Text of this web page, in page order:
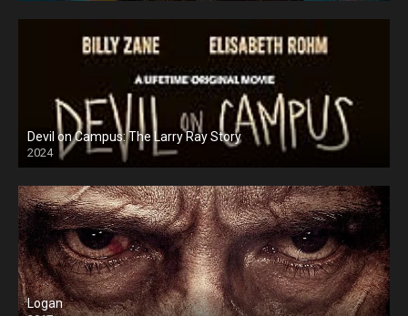
Devil on Campus: The Larry Ray Story
2024
Logan